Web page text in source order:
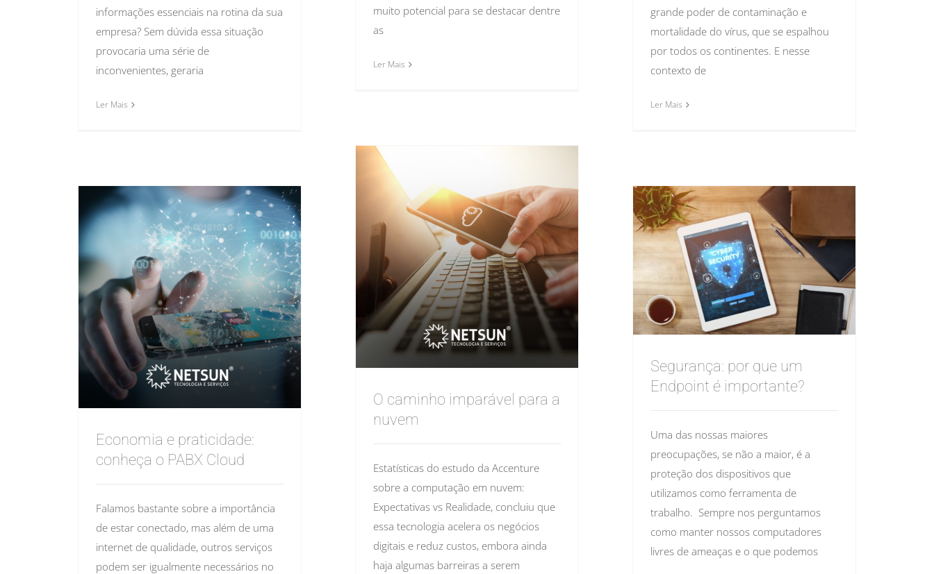
muito potencial para se destacar dentre
as
Ler Mais
grande poder de contaminação e
mortalidade do vírus, que se espalhou
por todos os continentes. E nesse
contexto de
Ler Mais
informações essenciais na rotina da sua
empresa? Sem dúvida essa situação
provocaria uma série de
inconvenientes, geraria
Ler Mais
O caminho imparável para a
nuvem
Estatísticas do estudo da Accenture
sobre a computação em nuvem:
Expectativas vs Realidade, concluiu que
essa tecnologia acelera os negócios
digitais e reduz custos, embora ainda
haja algumas barreiras a serem
Economia e praticidade:
conheça o PABX Cloud
Falamos bastante sobre a importância
de estar conectado, mas além de uma
internet de qualidade, outros serviços
podem ser igualmente necessários no
Segurança: por que um
Endpoint é importante?
Uma das nossas maiores
preocupações, se não a maior, é a
proteção dos dispositivos que
utilizamos como ferramenta de
trabalho. Sempre nos perguntamos
como manter nossos computadores
livres de ameaças e o que podemos